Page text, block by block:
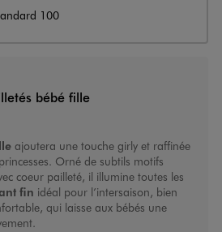
100
bébé fille
ajoutera une touche girly et raffinée
Orné de subtils motifs
coeur pailleté, il illumine toutes les
fin idéal pour l’intersaison, bien
qui laisse aux bébés une